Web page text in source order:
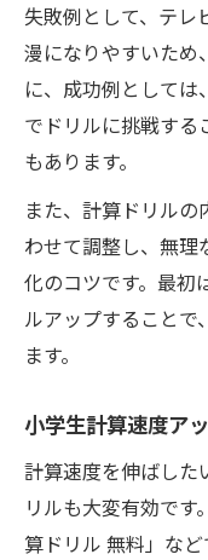
失敗例として、テレ
漫になりやすいため
に、成功例として
でドリルに挑戦する
もあります。
また、計算ドリル
わせて調整し、無
化のコツです。最初
ルアップすることで
ます。
小学生計算速度ア
計算速度を伸ばした
リルも大変有効で
算ドリル 無料」な